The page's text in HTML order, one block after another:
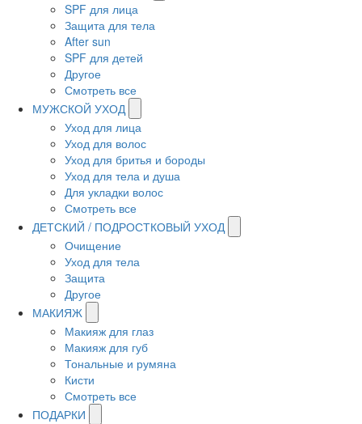
SPF для лица
Защита для тела
After sun
SPF для детей
Другое
Смотреть все
МУЖСКОЙ УХОД
Уход для лица
Уход для волос
Уход для бритья и бороды
Уход для тела и душа
Для укладки волос
Смотреть все
ДЕТСКИЙ / ПОДРОСТКОВЫЙ УХОД
Очищение
Уход для тела
Защита
Другое
МАКИЯЖ
Макияж для глаз
Макияж для губ
Тональные и румяна
Кисти
Смотреть все
ПОДАРКИ